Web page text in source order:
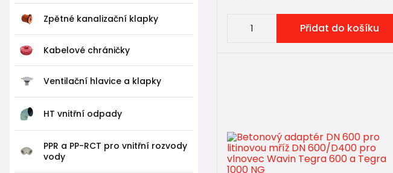
Zpětné kanalizační klapky
Kabelové chráničky
Ventilační hlavice a klapky
HT vnitřní odpady
PPR a PP-RCT pro vnitřní rozvody
vody
Přidat do košíku